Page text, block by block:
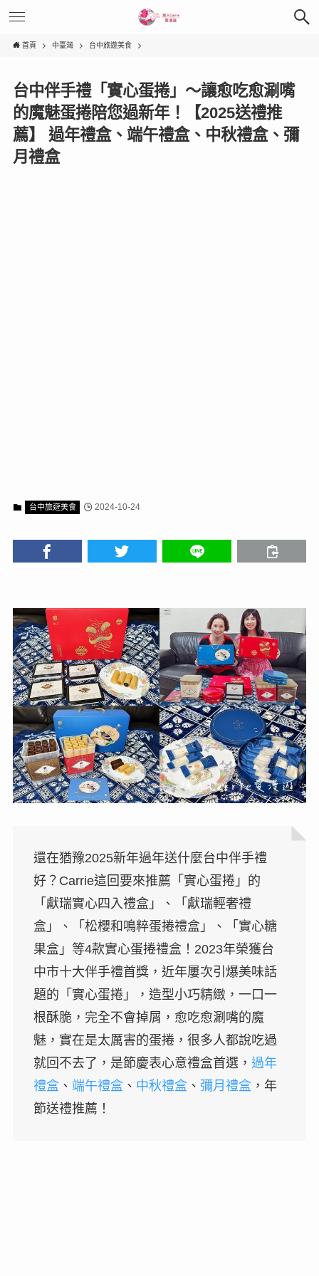
首頁 中臺灣 台中旅遊美食
台中伴手禮「實心蛋捲」～讓愈吃愈涮嘴
的魔魅蛋捲陪您過新年！【2025送禮推
薦】 過年禮盒、端午禮盒、中秋禮盒、彌
月禮盒
台中旅遊美食 2024-10-24
還在猶豫2025新年過年送什麼台中伴手禮
好？Carrie這回要來推薦「實心蛋捲」的
「獻瑞實心四入禮盒」、「獻瑞輕奢禮
盒」、「松櫻和鳴粹蛋捲禮盒」、「實心糖
果盒」等4款實心蛋捲禮盒！2023年榮獲台
中市十大伴手禮首獎，近年屢次引爆美味話
題的「實心蛋捲」，造型小巧精緻，一口一
根酥脆，完全不會掉屑，愈吃愈涮嘴的魔
魅，實在是太厲害的蛋捲，很多人都說吃過
就回不去了，是節慶表心意禮盒首選， 過年
禮盒、 端午禮盒、 中秋禮盒、 彌月禮盒，年
節送禮推薦！